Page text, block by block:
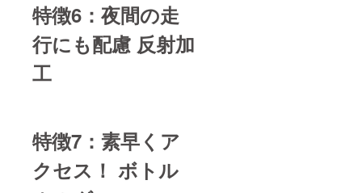
特徴6：夜間の走
行にも配慮 反射加
工
特徴7：素早くア
クセス！ ボトル